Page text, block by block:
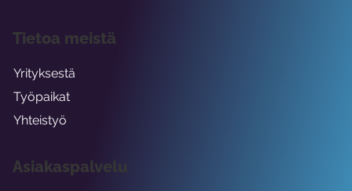
Asiakaspalvelu
Tietoa meistä
Yrityksestä
Työpaikat
Yhteistyö